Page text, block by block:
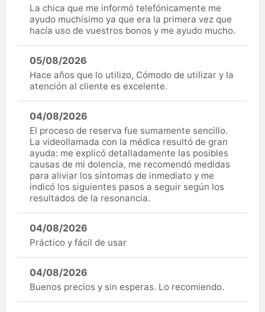
La chica que me informó telefónicamente me
ayudo muchísimo ya que era la primera vez que
hacía uso de vuestros bonos y me ayudo mucho.
05/08/2026
Hace años que lo utilizo, Cómodo de utilizar y la
atención al cliente es excelente.
04/08/2026
El proceso de reserva fue sumamente sencillo.
La videollamada con la médica resultó de gran
ayuda: me explicó detalladamente las posibles
causas de mi dolencia, me recomendó medidas
para aliviar los síntomas de inmediato y me
indicó los siguientes pasos a seguir según los
resultados de la resonancia.
04/08/2026
Práctico y fácil de usar
04/08/2026
Buenos precios y sin esperas. Lo recomiendo.